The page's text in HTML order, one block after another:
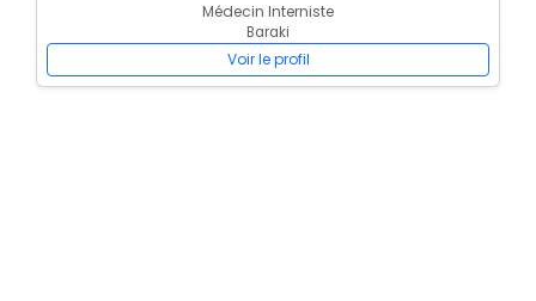
Médecin Interniste
Baraki
Voir le profil